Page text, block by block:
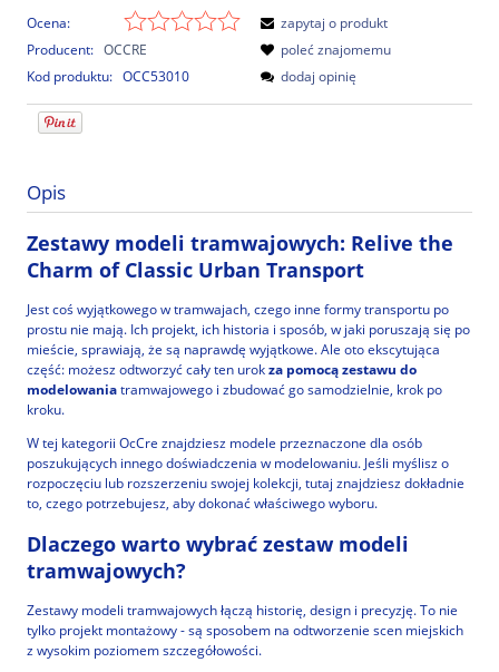
Ocena:
Producent: OCCRE
Kod produktu: OCC53010
zapytaj o produkt
poleć znajomemu
dodaj opinię
Opis
Zestawy modeli tramwajowych: Relive the
Charm of Classic Urban Transport
Jest coś wyjątkowego w tramwajach, czego inne formy transportu po
prostu nie mają. Ich projekt, ich historia i sposób, w jaki poruszają się po
mieście, sprawiają, że są naprawdę wyjątkowe. Ale oto ekscytująca
część: możesz odtworzyć cały ten urokza pomocą zestawu do
modelowaniatramwajowego i zbudować go samodzielnie, krok po
kroku.
W tej kategorii OcCre znajdziesz modele przeznaczone dla osób
poszukujących innego doświadczenia w modelowaniu. Jeśli myślisz o
rozpoczęciu lub rozszerzeniu swojej kolekcji, tutaj znajdziesz dokładnie
to, czego potrzebujesz, aby dokonać właściwego wyboru.
Dlaczego warto wybrać zestaw modeli
tramwajowych?
Zestawy modeli tramwajowych łączą historię, design i precyzję. To nie
tylko projekt montażowy - są sposobem na odtworzenie scen miejskich
z wysokim poziomem szczegółowości.